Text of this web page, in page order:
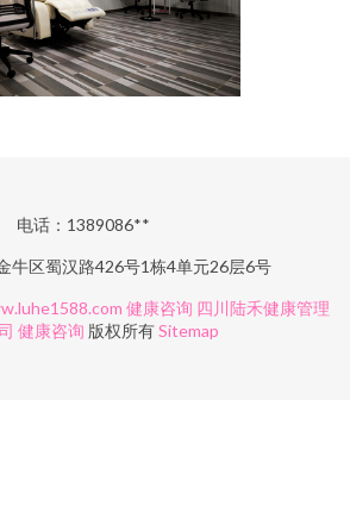
电话：1389086**
牛区蜀汉路426号1栋4单元26层6号
健康咨询 四川陆禾健康管理
健康咨询 版权所有Sitemap